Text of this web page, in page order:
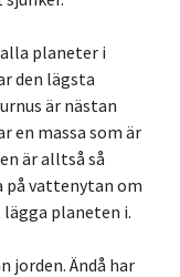
planeter i
den lägsta
är nästan
en massa som är
är alltså så
på vattenytan om
planeten i.
jorden. Ändå har